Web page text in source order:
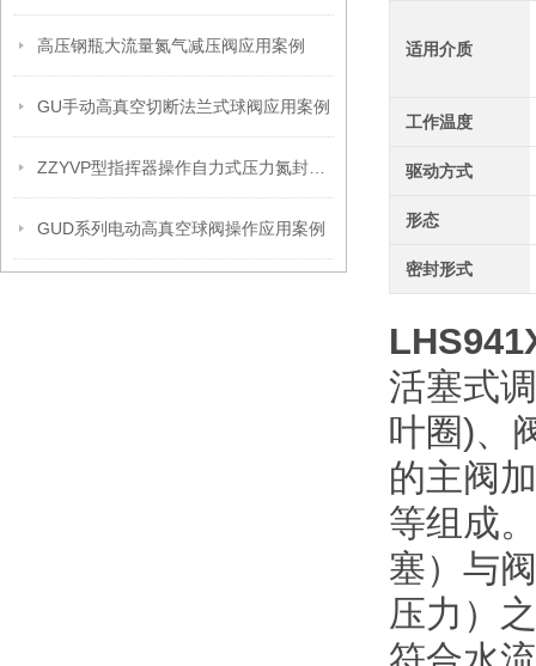
高压钢瓶大流量氮气减压阀应用案例
GU手动高真空切断法兰式球阀应用案例
GUD系列电动高真空球阀操作应用案例
适用介质
工作温度
驱动方式
形态
密封形式
活塞式
叶圈)、
的主阀
等组成
塞）与
压力）